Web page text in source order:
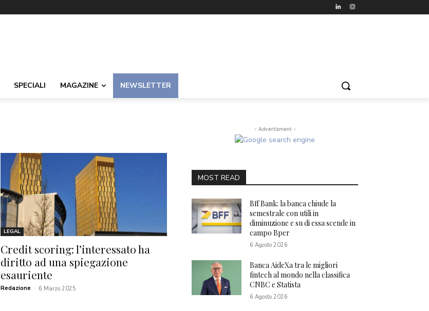
SPECIALI MAGAZINE NEWSLETTER
LEGAL
Credit scoring: l’interessato ha
diritto ad una spiegazione
esauriente
Redazione - 6 Marzo 2025
- Advertisment -
MOST READ
Bff Bank: la banca chiude la
semestrale con utili in
diminuzione e su di essa scende in
campo Bper
6 Agosto 2026
Banca AideXa tra le migliori
fintech al mondo nella classifica
CNBC e Statista
6 Agosto 2026